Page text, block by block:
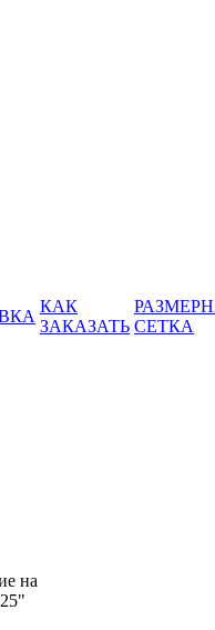
КАК
ЗАКАЗАТЬ СЕТКА
на